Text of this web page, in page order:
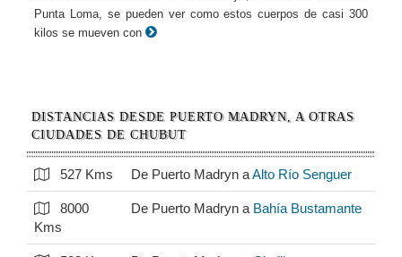
Punta Loma, se pueden ver como estos cuerpos de casi 300
kilos se mueven con
DISTANCIAS DESDE PUERTO MADRYN, A OTRAS
CIUDADES DE CHUBUT
527 Kms De Puerto Madryn aAlto Río Senguer
8000
Kms
De Puerto Madryn a Bahía Bustamante